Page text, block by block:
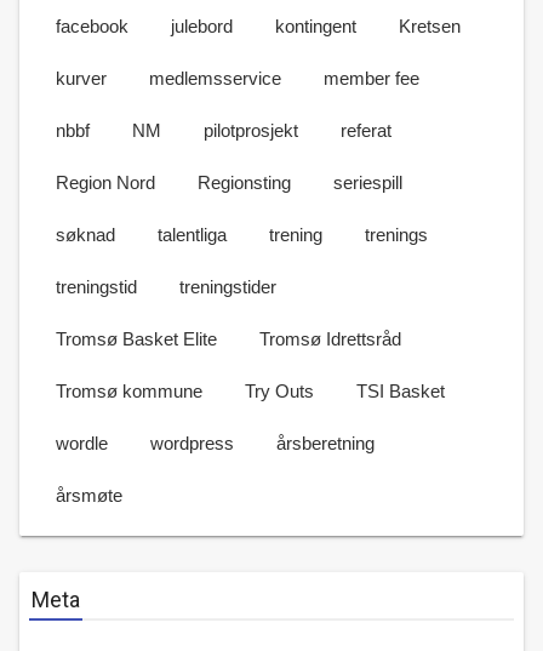
facebook julebord kontingent Kretsen
kurver medlemsservice member fee
nbbf NM pilotprosjekt referat
Region Nord Regionsting seriespill
søknad talentliga trening trenings
treningstid treningstider
Tromsø Basket Elite Tromsø Idrettsråd
Tromsø kommune Try Outs TSI Basket
wordle wordpress årsberetning
årsmøte
Meta